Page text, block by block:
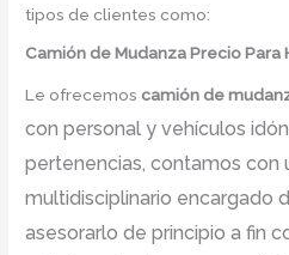
tipos de clientes como:
Camión de MudanzaPrecio Para
Le ofrecemos camión de
con personal y vehículos
pertenencias, contamos con
multidisciplinario encargado
asesorarlo de principio a fin